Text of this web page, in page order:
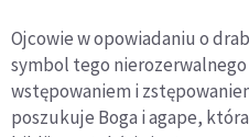
Ojcowie w opowiadaniu o
symbol tego
wstępowaniem i
poszukuje Boga i agape,